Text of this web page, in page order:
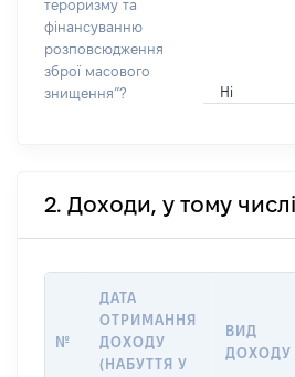
тероризму та
фінансуванню
розповсюдження
зброї масового
знищення”?
Ні
2. Доходи, у тому
№
ДАТА
ОТРИМАННЯ
ДОХОДУ
(НАБУТТЯ У
ВИД
ДОХОДУ